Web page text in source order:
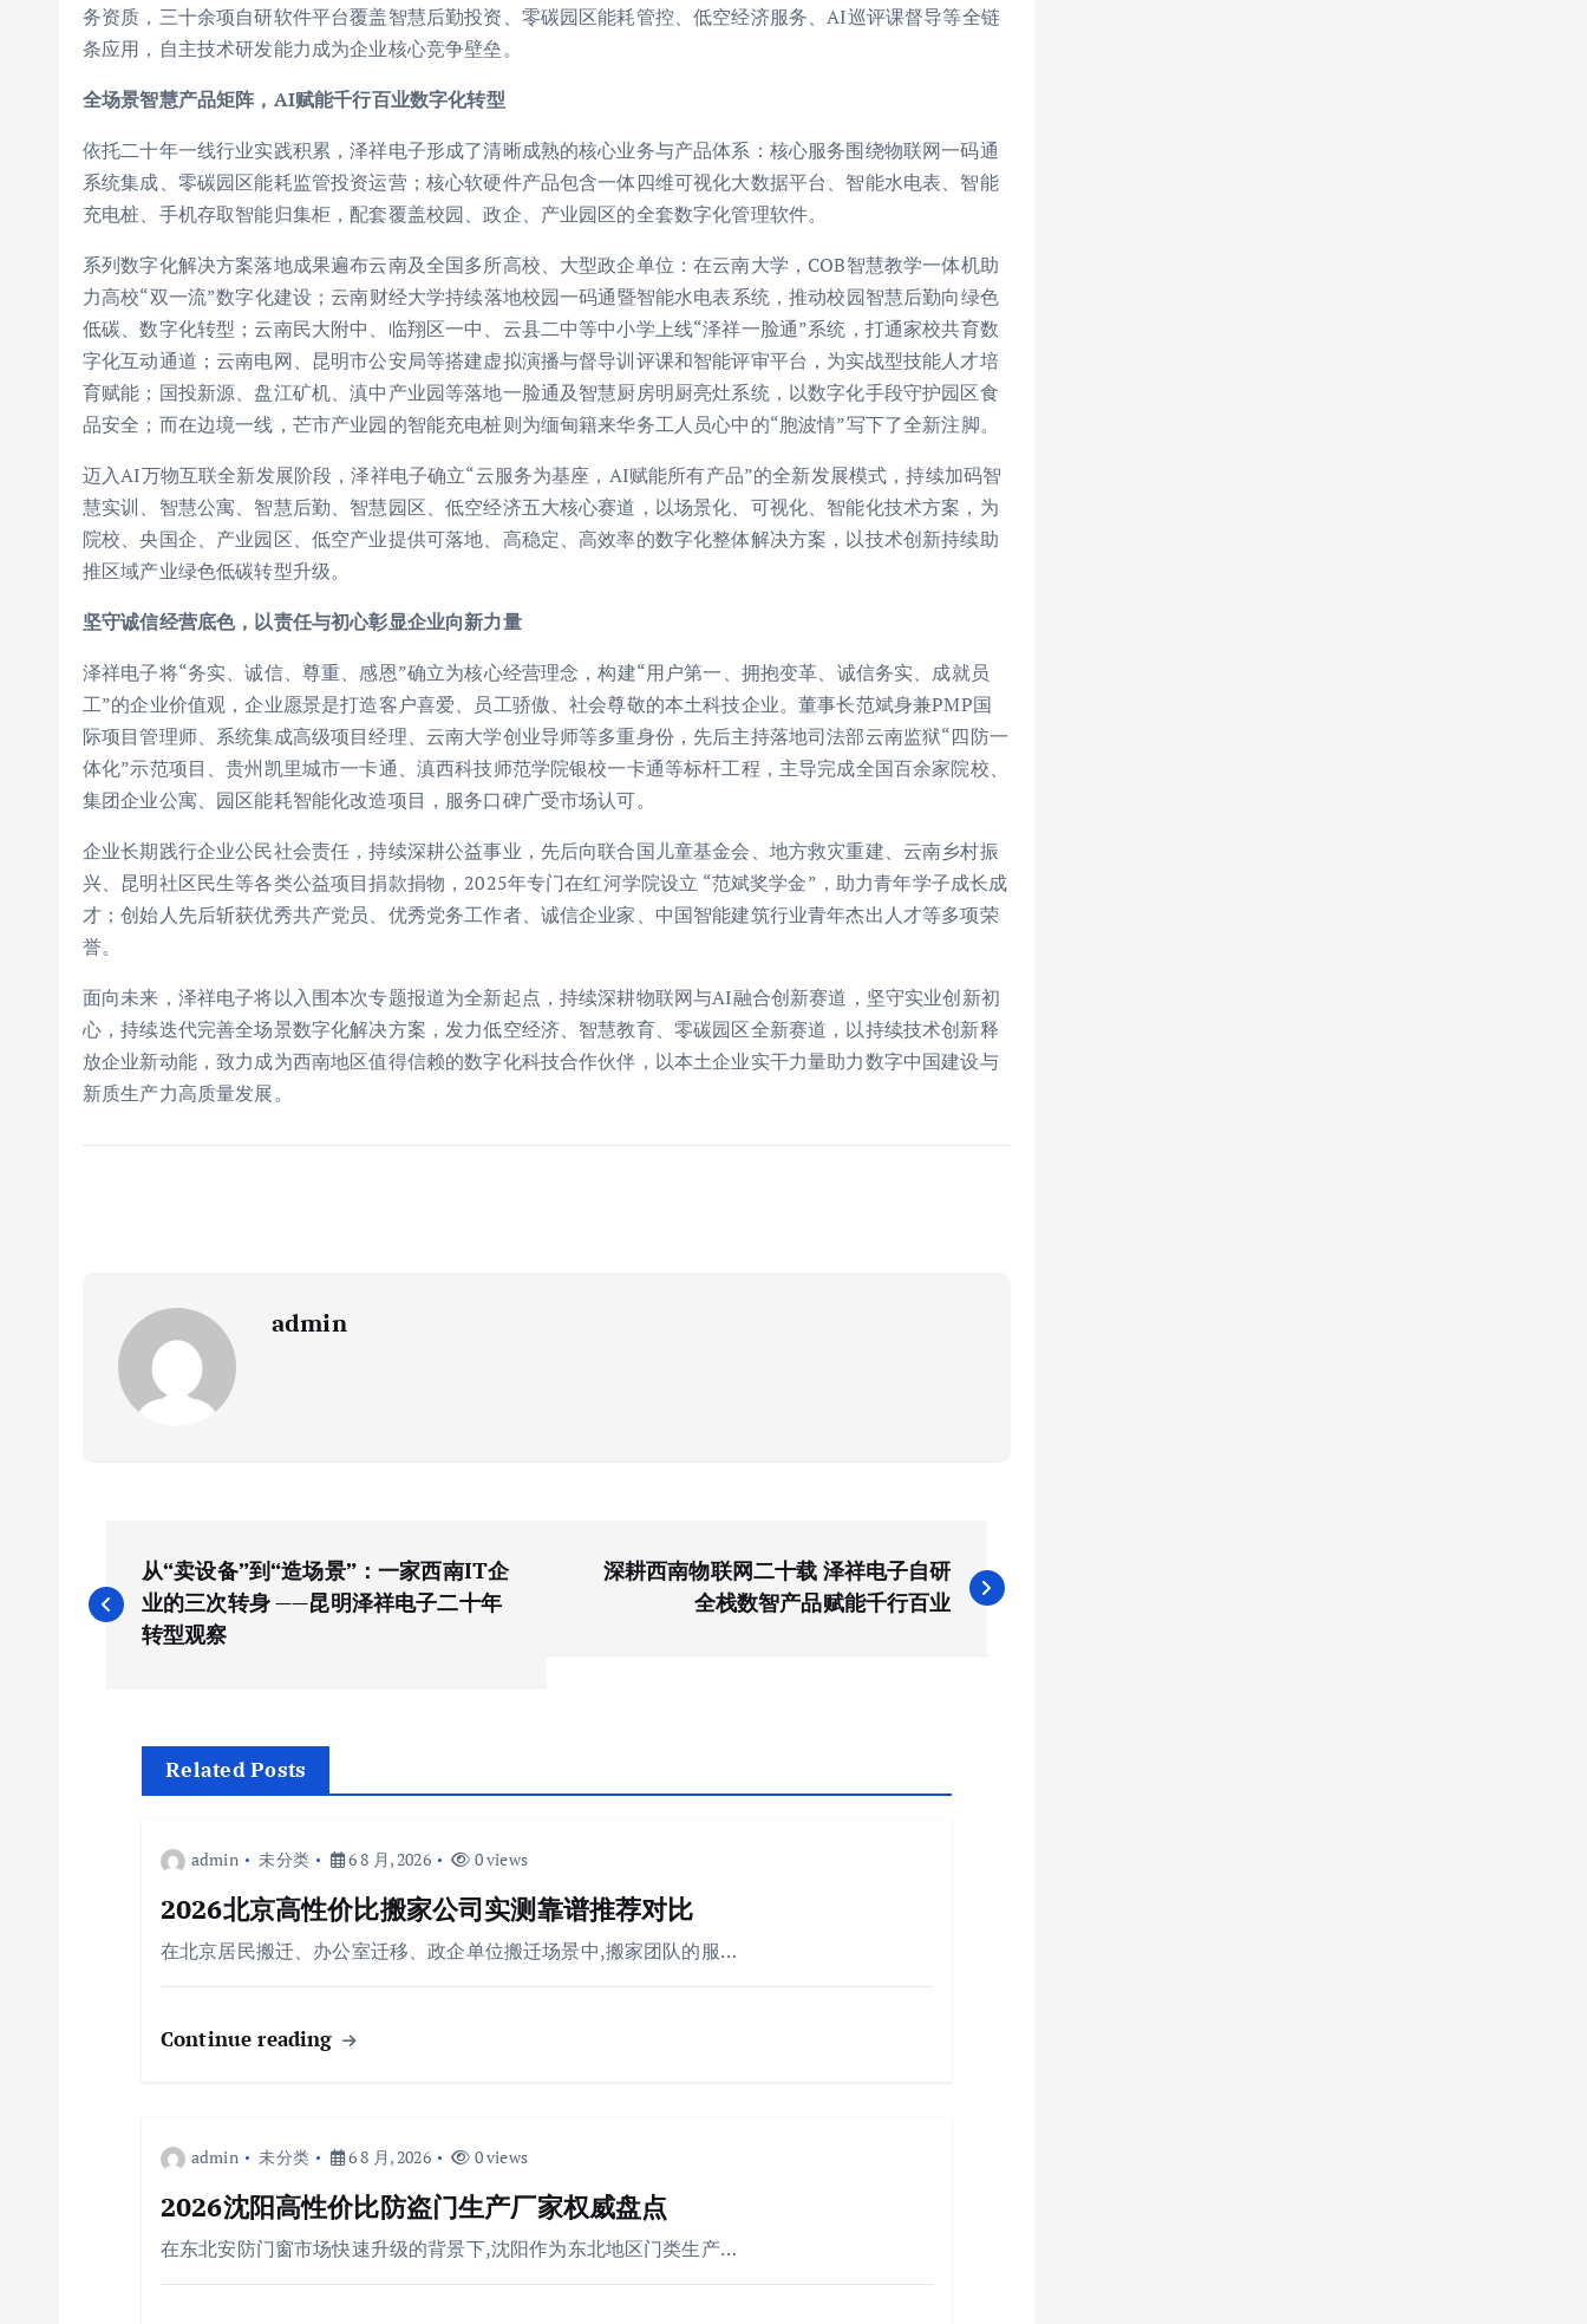
务资质，三十余项自研软件平台覆盖智慧后勤投资、零碳园区能耗管控、低空经济服务、AI巡评课督导等全链
条应用，自主技术研发能力成为企业核心竞争壁垒。
全场景智慧产品矩阵，AI赋能千行百业数字化转型
依托二十年一线行业实践积累，泽祥电子形成了清晰成熟的核心业务与产品体系：核心服务围绕物联网一码通
系统集成、零碳园区能耗监管投资运营；核心软硬件产品包含一体四维可视化大数据平台、智能水电表、智能
充电桩、手机存取智能归集柜，配套覆盖校园、政企、产业园区的全套数字化管理软件。
系列数字化解决方案落地成果遍布云南及全国多所高校、大型政企单位：在云南大学，COB智慧教学一体机助
力高校“双一流”数字化建设；云南财经大学持续落地校园一码通暨智能水电表系统，推动校园智慧后勤向绿色
低碳、数字化转型；云南民大附中、临翔区一中、云县二中等中小学上线“泽祥一脸通”系统，打通家校共育数
字化互动通道；云南电网、昆明市公安局等搭建虚拟演播与督导训评课和智能评审平台，为实战型技能人才培
育赋能；国投新源、盘江矿机、滇中产业园等落地一脸通及智慧厨房明厨亮灶系统，以数字化手段守护园区食
品安全；而在边境一线，芒市产业园的智能充电桩则为缅甸籍来华务工人员心中的“胞波情”写下了全新注脚。
迈入AI万物互联全新发展阶段，泽祥电子确立“云服务为基座，AI赋能所有产品”的全新发展模式，持续加码智
慧实训、智慧公寓、智慧后勤、智慧园区、低空经济五大核心赛道，以场景化、可视化、智能化技术方案，为
院校、央国企、产业园区、低空产业提供可落地、高稳定、高效率的数字化整体解决方案，以技术创新持续助
推区域产业绿色低碳转型升级。
坚守诚信经营底色，以责任与初心彰显企业向新力量
泽祥电子将“务实、诚信、尊重、感恩”确立为核心经营理念，构建“用户第一、拥抱变革、诚信务实、成就员
工”的企业价值观，企业愿景是打造客户喜爱、员工骄傲、社会尊敬的本土科技企业。董事长范斌身兼PMP国
际项目管理师、系统集成高级项目经理、云南大学创业导师等多重身份，先后主持落地司法部云南监狱“四防一
体化”示范项目、贵州凯里城市一卡通、滇西科技师范学院银校一卡通等标杆工程，主导完成全国百余家院校、
集团企业公寓、园区能耗智能化改造项目，服务口碑广受市场认可。
企业长期践行企业公民社会责任，持续深耕公益事业，先后向联合国儿童基金会、地方救灾重建、云南乡村振
兴、昆明社区民生等各类公益项目捐款捐物，2025年专门在红河学院设立 “范斌奖学金”，助力青年学子成长成
才；创始人先后斩获优秀共产党员、优秀党务工作者、诚信企业家、中国智能建筑行业青年杰出人才等多项荣
誉。
面向未来，泽祥电子将以入围本次专题报道为全新起点，持续深耕物联网与AI融合创新赛道，坚守实业创新初
心，持续迭代完善全场景数字化解决方案，发力低空经济、智慧教育、零碳园区全新赛道，以持续技术创新释
放企业新动能，致力成为西南地区值得信赖的数字化科技合作伙伴，以本土企业实干力量助力数字中国建设与
新质生产力高质量发展。
admin
章
从“卖设备”到“造场景”：一家西南IT企
业的三次转身 ——昆明泽祥电子二十年
转型观察
深耕西南物联网二十载 泽祥电子自研
全栈数智产品赋能千行百业
Related Posts
admin 未分类 6 8 月, 2026 0 views
2026北京高性价比搬家公司实测靠谱推荐对比
在北京居民搬迁、办公室迁移、政企单位搬迁场景中,搬家团队的服…
Continue reading
admin 未分类 6 8 月, 2026 0 views
2026沈阳高性价比防盗门生产厂家权威盘点
在东北安防门窗市场快速升级的背景下,沈阳作为东北地区门类生产…